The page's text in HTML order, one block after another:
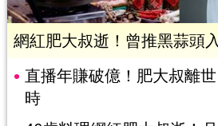
網紅肥大叔逝！曾推黑蒜頭
直播年賺破億！肥大叔離
時